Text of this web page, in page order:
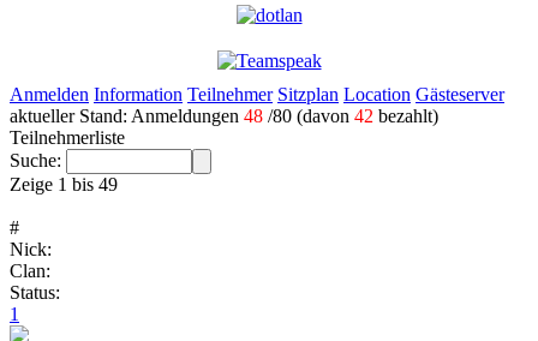
Anmelden Information Teilnehmer Sitzplan Location Gästeserver
aktueller Stand: Anmeldungen 48 /80 (davon 42 bezahlt)
Teilnehmerliste
Suche:
Zeige 1 bis 49
#
Nick:
Clan:
Status:
1